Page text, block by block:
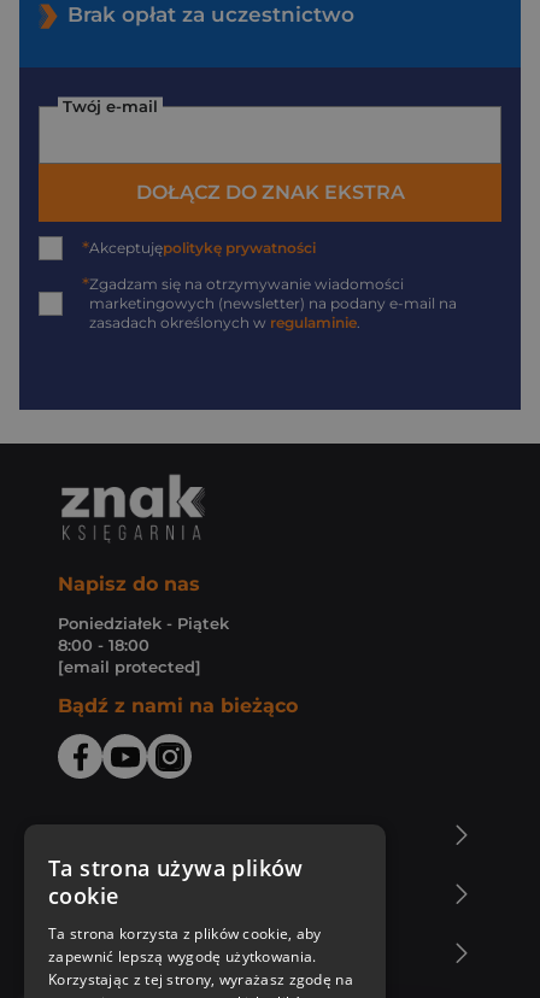
Brak opłat za uczestnictwo
Twój e-mail
DOŁĄCZ DO ZNAK EKSTRA
*Akceptujępolitykę prywatności
*Zgadzam się na otrzymywanie wiadomości
marketingowych (newsletter) na podany e-mail na
zasadach określonych w regulaminie
Napisz do nas
Poniedziałek - Piątek
8:00 - 18:00
[email protected]
Bądź z nami na bieżąco
Zakupy u nas
Nasza oferta
Ta strona używa plików
cookie
Ta strona korzysta z plików cookie, aby
zapewnić lepszą wygodę użytkowania.
Korzystając z tej strony, wyrażasz zgodę na